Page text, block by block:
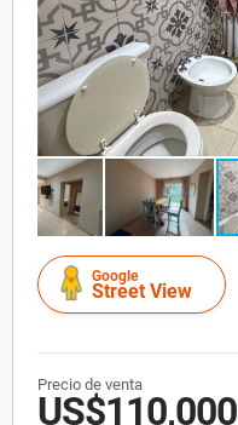
Google
Street View
Precio de venta
US$110,000